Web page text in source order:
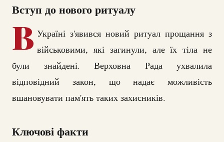
Вступ до нового ритуалу
В Україні з'явився новий ритуал прощання з
військовими, які загинули, але їх тіла не
були знайдені. Верховна Рада ухвалила
відповідний закон, що надає можливість
вшановувати пам'ять таких захисників.
Ключові факти